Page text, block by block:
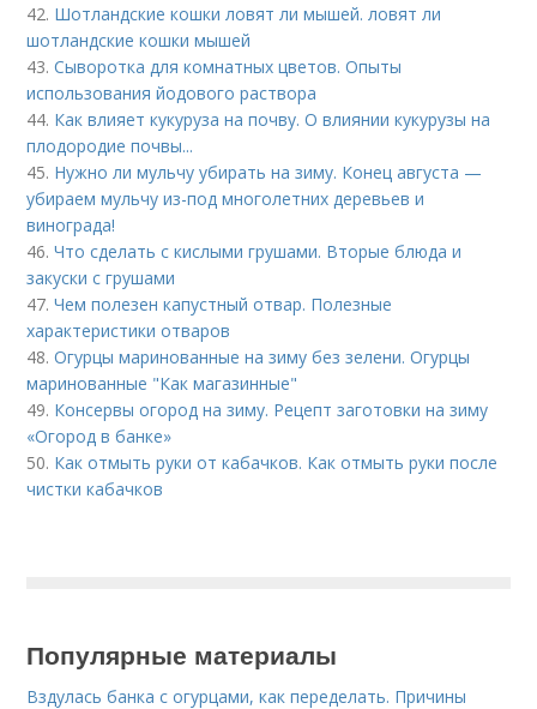
42. Шотландские кошки ловят ли мышей. ловят ли
шотландские кошки мышей
43.Сыворотка для комнатных цветов. Опыты
использования йодового раствора
44. Как влияет кукуруза на почву. О влиянии кукурузы на
плодородие почвы...
45. Нужно ли мульчу убирать на зиму. Конец августа —
убираем мульчу из-под многолетних деревьев и
винограда!
46.Что сделать с кислыми грушами. Вторые блюда и
закуски с грушами
47.Чем полезен капустный отвар. Полезные
характеристики отваров
48.Огурцы маринованные на зиму без зелени. Огурцы
маринованные "Как магазинные"
49. Консервы огород на зиму. Рецепт заготовки на зиму
«Огород в банке»
50. Как отмыть руки от кабачков. Как отмыть руки после
чистки кабачков
Популярные материалы
Вздулась банка с огурцами, как переделать. Причины